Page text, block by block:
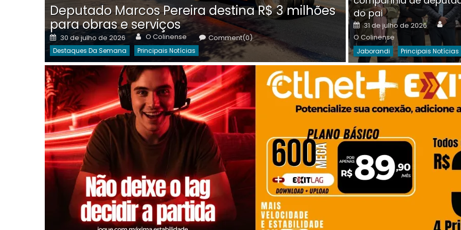
Deputado Marcos Pereira destina R$ 3 milhões
para obras e serviços
Posted
on
30 de julho de 2026 Author
O Colinense Comment(0)
Destaques Da Semana Principais Notícias
on
30 de julho de 2026 O
Destaques Da Semana
do pai
Posted
on
31 de julho de 2026
O Colinense
Jaborandi Principais Notícias